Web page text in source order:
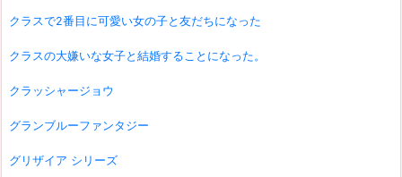
クラスで2番目に可愛い女の子と友だちになった
クラスの大嫌いな女子と結婚することになった。
クラッシャージョウ
グランブルーファンタジー
グリザイア シリーズ